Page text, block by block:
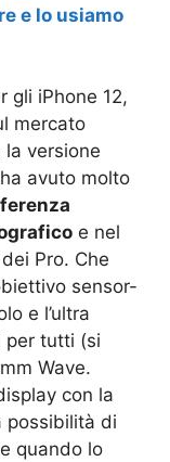
e lo usiamo
gli iPhone 12,
mercato
versione
avuto molto
e nel
Pro. Che
sensor-
e l’ultra
per tutti (si
Wave.
con la
possibilità di
quando lo